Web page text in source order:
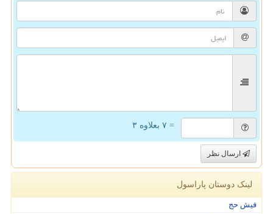
= ۷ بعلاوه ۳
ارسال نظر
لینک دوستان پاراسول
فیش حج